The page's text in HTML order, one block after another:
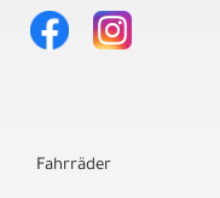
Fahrräder